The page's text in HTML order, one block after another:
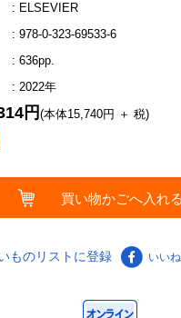
: ELSEVIER
: 978-0-323-69533-6
: 636pp.
: 2022年
円(本体15,740円 ＋ 税)
ものリストに登録 いいね